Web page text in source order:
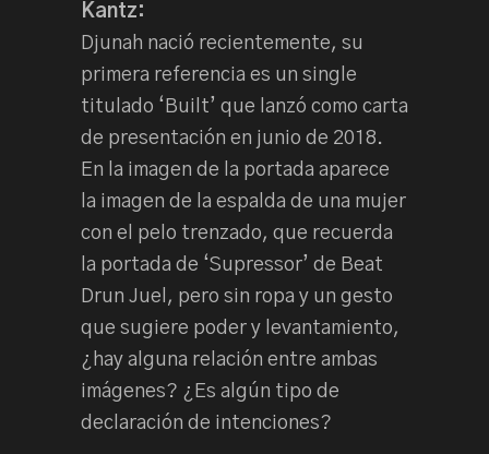
Kantz:
Djunah nació recientemente, su
primera referencia es un single
titulado ‘Built’ que lanzó como carta
de presentación en junio de 2018.
En la imagen de la portada aparece
la imagen de la espalda de una mujer
con el pelo trenzado, que recuerda
la portada de ‘Supressor’ de Beat
Drun Juel, pero sin ropa y un gesto
que sugiere poder y levantamiento,
¿hay alguna relación entre ambas
imágenes? ¿Es algún tipo de
declaración de intenciones?